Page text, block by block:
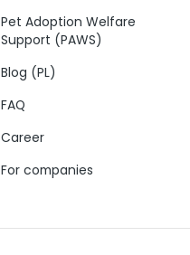
Pet Adoption Welfare
Support (PAWS)
Blog (PL)
FAQ
Career
For companies